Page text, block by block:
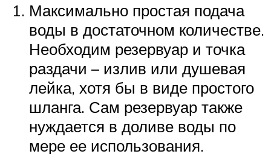
Максимально простая подача
воды в достаточном количестве.
Необходим резервуар и точка
раздачи – излив или душевая
лейка, хотя бы в виде простого
шланга. Сам резервуар также
нуждается в доливе воды по
мере ее использования.